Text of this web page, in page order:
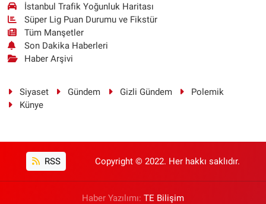
İstanbul Trafik Yoğunluk Haritası
Süper Lig Puan Durumu ve Fikstür
Tüm Manşetler
Son Dakika Haberleri
Haber Arşivi
Siyaset Gündem Gizli Gündem
Polemik
Künye
RSS Copyright © 2022. Her hakkı saklıdır.
Haber Yazılımı: TE Bilişim